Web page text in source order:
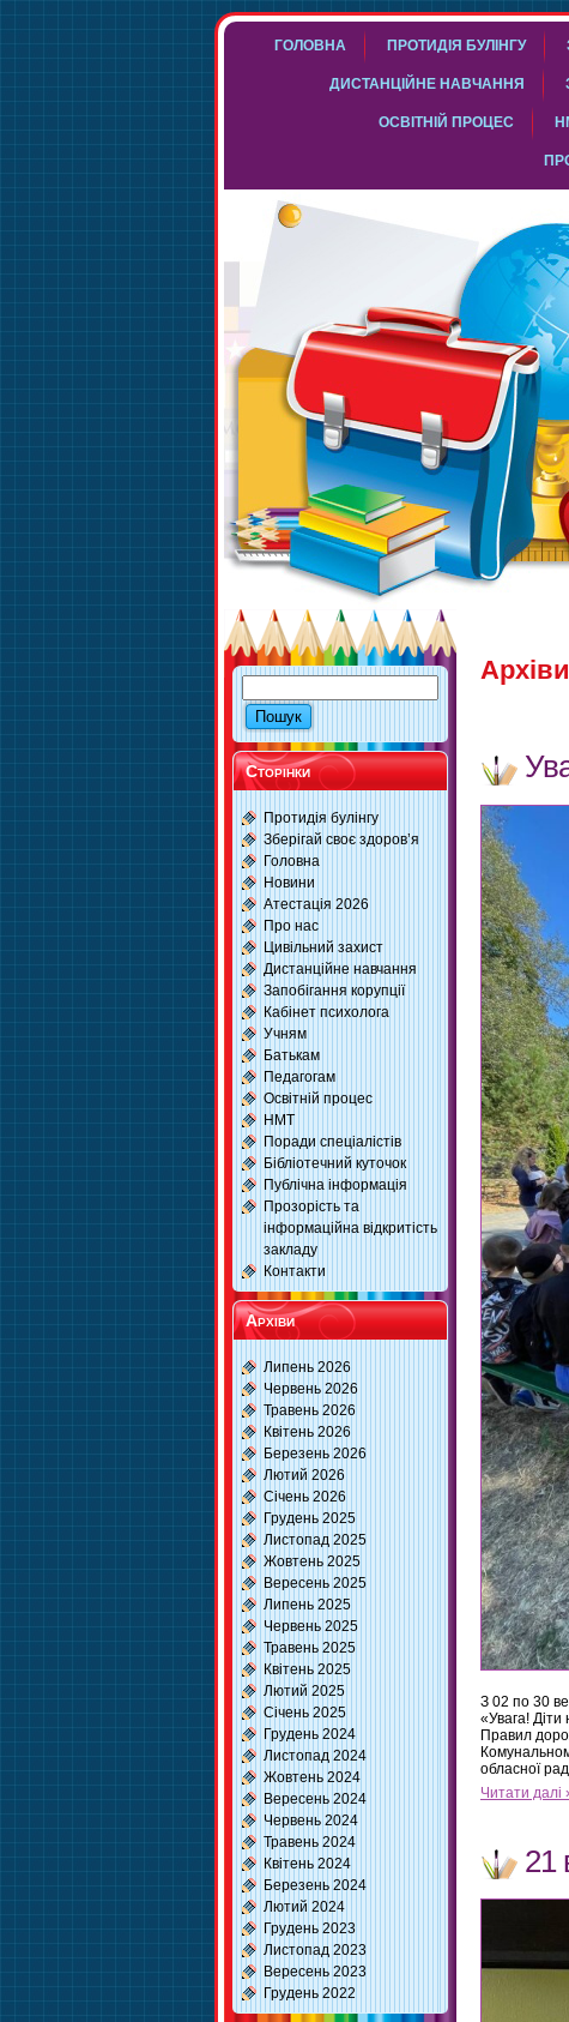
ГОЛОВНА ПРОТИДІЯ БУЛІНГУ
ДИСТАНЦІЙНЕ НАВЧАННЯ
ОСВІТНІЙ ПРОЦЕС
Сторінки
Протидія булінгу
Зберігай своє здоров’я
Головна
Новини
Атестація 2026
Про нас
Цивільний захист
Дистанційне навчання
Запобігання корупції
Кабінет психолога
Учням
Батькам
Педагогам
Освітній процес
НМТ
Поради спеціалістів
Бібліотечний куточок
Публічна інформація
Прозорість та
інформаційна відкритість
закладу
Контакти
Архіви
Липень 2026
Червень 2026
Травень 2026
Квітень 2026
Березень 2026
Лютий 2026
Січень 2026
Грудень 2025
Листопад 2025
Жовтень 2025
Вересень 2025
Липень 2025
Червень 2025
Травень 2025
Квітень 2025
Лютий 2025
Січень 2025
Грудень 2024
Листопад 2024
Жовтень 2024
Вересень 2024
Червень 2024
Травень 2024
Квітень 2024
Березень 2024
Лютий 2024
Грудень 2023
Листопад 2023
Вересень 2023
Грудень 2022
З 02 по 30
«Увага!
Правил
обласної
Читати далі
21